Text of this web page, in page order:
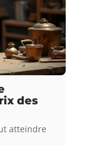
des
atteindre